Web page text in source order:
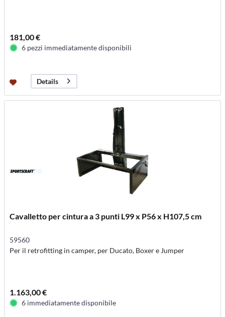
181,00 €
6 pezzi immediatamente disponibili
Details
Cavalletto per cintura a 3 punti L99 x P56 x H107,5 cm
59560
Per il retrofitting in camper, per Ducato, Boxer e Jumper
1.163,00 €
6 immediatamente disponibile